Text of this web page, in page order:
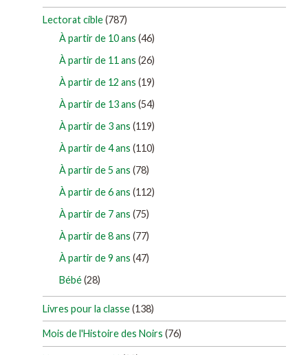
Lectorat cible(787)
À partir de 10 ans (46)
À partir de 11 ans (26)
À partir de 12 ans (19)
À partir de 13 ans (54)
À partir de 3 ans (119)
À partir de 4 ans (110)
À partir de 5 ans (78)
À partir de 6 ans (112)
À partir de 7 ans (75)
À partir de 8 ans (77)
À partir de 9 ans (47)
Bébé(28)
Livres pour la classe(138)
Mois de l'Histoire des Noirs (76)